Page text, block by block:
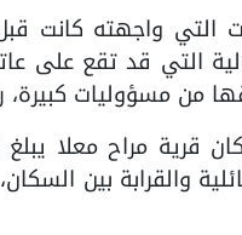
التي واجهته كانت
التي قد تقع على
من مسؤوليات كبيرة،
والقرابة بين